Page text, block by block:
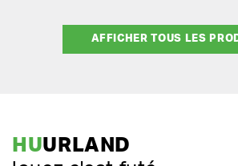
AFFICHER TOUS LES
HUURLAND